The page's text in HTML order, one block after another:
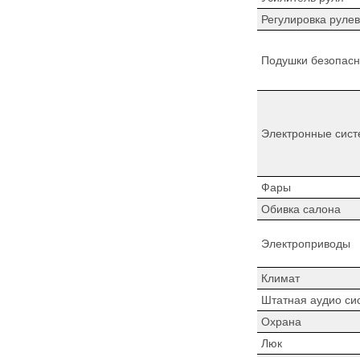
Регулировка
Подушки
Электронные
Фары
Обивка салона
Электроприводы
Климат
Штатная аудио
Охрана
Люк